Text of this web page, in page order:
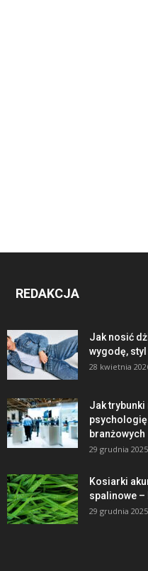
REDAKCJA
Jak nosić
wygodę, styl
28 kwietnia
Jak trybunki
branżowych
29 grudnia 2025
Kosiarki
spalinowe
29 grudnia 2025